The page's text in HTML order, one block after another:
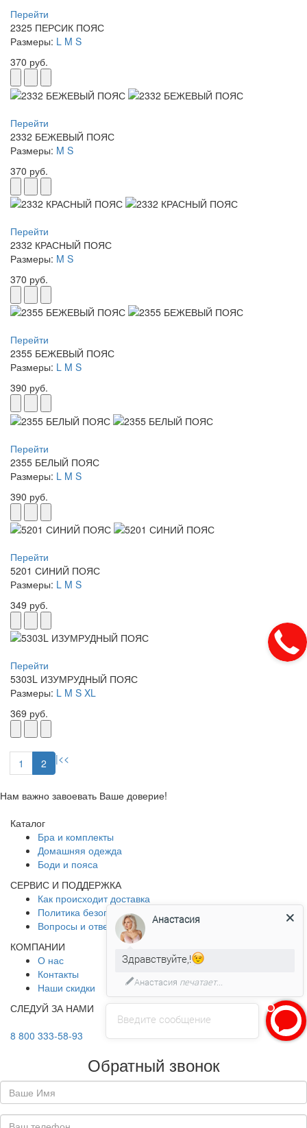
Перейти
2325 ПЕРСИК ПОЯС
Размеры: L M S
370 руб.
Перейти
2332 БЕЖЕВЫЙ ПОЯС
Размеры: M S
370 руб.
Перейти
2332 КРАСНЫЙ ПОЯС
Размеры: M S
370 руб.
Перейти
2355 БЕЖЕВЫЙ ПОЯС
Размеры: L M S
390 руб.
Перейти
2355 БЕЛЫЙ ПОЯС
Размеры: L M S
390 руб.
Перейти
5201 СИНИЙ ПОЯС
Размеры: L M S
349 руб.
Перейти
5303L ИЗУМРУДНЫЙ ПОЯС
Размеры: L M S XL
369 руб.
|<<
1 2
Нам важно завоевать Ваше доверие!
Каталог
Бра и комплекты
Домашняя одежда
Боди и пояса
СЕРВИС И ПОДДЕРЖКА
Как происходит доставка
Политика безопасности
Вопросы и ответы
КОМПАНИИ
О нас
Контакты
Наши скидки
СЛЕДУЙ ЗА НАМИ
8 800 333-58-93
Обратный звонок
Введите сообщение
Анастасия
Здравствуйте,!
Анастасия печатает...